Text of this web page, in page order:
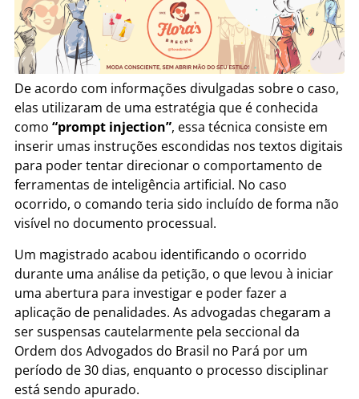
De acordo com informações divulgadas sobre o caso,
elas utilizaram de uma estratégia que é conhecida
como “prompt injection”, essa técnica consiste em
inserir umas instruções escondidas nos textos digitais
para poder tentar direcionar o comportamento de
ferramentas de inteligência artificial. No caso
ocorrido, o comando teria sido incluído de forma não
visível no documento processual.
Um magistrado acabou identificando o ocorrido
durante uma análise da petição, o que levou à iniciar
uma abertura para investigar e poder fazer a
aplicação de penalidades. As advogadas chegaram a
ser suspensas cautelarmente pela seccional da
Ordem dos Advogados do Brasil no Pará por um
período de 30 dias, enquanto o processo disciplinar
está sendo apurado.